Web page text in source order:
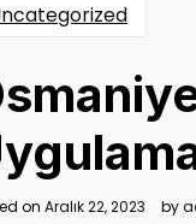
on Aralık 22, 2023 by